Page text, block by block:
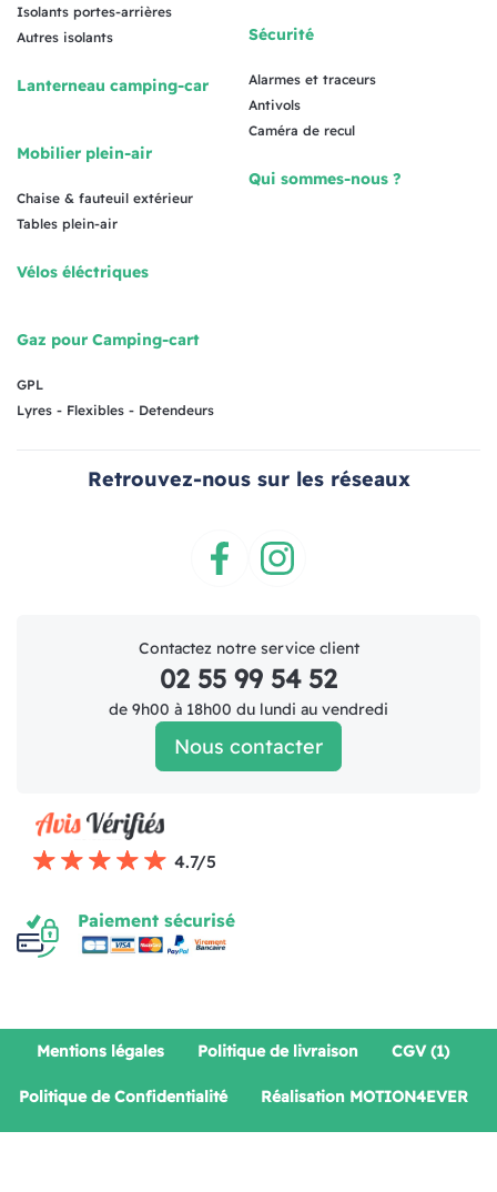
Isolants portes-arrières
Autres isolants
Lanterneau camping-car
Mobilier plein-air
Chaise & fauteuil extérieur
Tables plein-air
Vélos éléctriques
Gaz pour Camping-cart
GPL
Lyres - Flexibles - Detendeurs
Sécurité
Alarmes et traceurs
Antivols
Caméra de recul
Qui sommes-nous ?
Retrouvez-nous sur les réseaux
Contactez notre service client
02 55 99 54 52
de 9h00 à 18h00 du lundi au vendredi
Nous contacter
4.7/5
Paiement sécurisé
Mentions légales Politique de livraison CGV (1)
Politique de Confidentialité Réalisation MOTION4EVER